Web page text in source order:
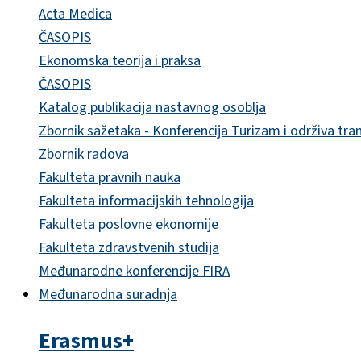
Acta Medica
ČASOPIS
Ekonomska teorija i praksa
ČASOPIS
Katalog publikacija nastavnog osoblja
Zbornik sažetaka - Konferencija Turizam i održiva
Zbornik radova
Fakulteta pravnih nauka
Fakulteta informacijskih tehnologija
Fakulteta poslovne ekonomije
Fakulteta zdravstvenih studija
Međunarodne konferencije FIRA
Međunarodna suradnja
Erasmus+